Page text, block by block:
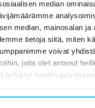
median
median, mainosalan ja
tietoja siitä, miten
voivat
joita olet antanut
heidän
-
4 kpl
€
Mikki
Hinta :